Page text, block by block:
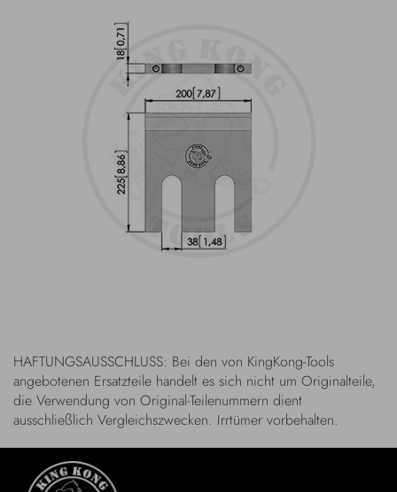
HAFTUNGSAUSSCHLUSS: Bei den von KingKong-Tools
angebotenen Ersatzteile handelt es sich nicht um Originalteile,
die Verwendung von Original-Teilenummern dient
ausschließlich Vergleichszwecken. Irrtümer vorbehalten.